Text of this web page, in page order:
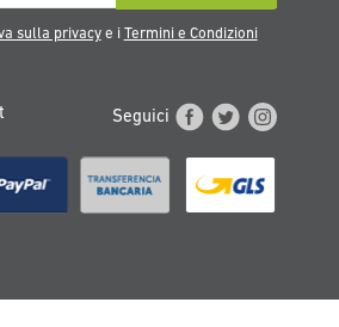
sulla privacye i Termini e Condizioni
Seguici